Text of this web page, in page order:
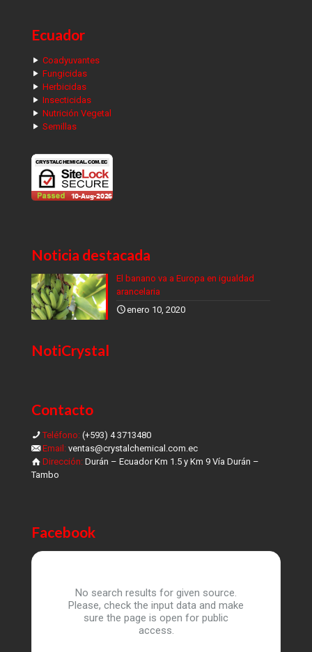
Ecuador
Coadyuvantes
Fungicidas
Herbicidas
Insecticidas
Nutrición Vegetal
Semillas
Noticia destacada
El banano va a Europa en igualdad
arancelaria
enero 10, 2020
NotiCrystal
Contacto
Teléfono: (+593) 4 3713480
Email: ventas@crystalchemical.com.ec
Dirección: Durán – Ecuador Km 1.5 y Km 9 Vía Durán –
Tambo
Facebook
No search results for given source.
Please, check the input data and make
sure the page is open for public
access.